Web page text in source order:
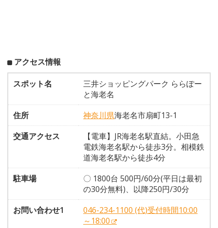
アクセス情報
スポット名
三井ショッピングパーク ららぽー
と海老名
住所
神奈川県海老名市扇町13-1
交通アクセス
【電車】JR海老名駅直結。小田急
電鉄海老名駅から徒歩3分。相模鉄
道海老名駅から徒歩4分
駐車場
〇 1800台 500円/60分(平日は最初
の30分無料)、以降250円/30分
お問い合わせ1
046-234-1100 (代)受付時間10:00
～18:00